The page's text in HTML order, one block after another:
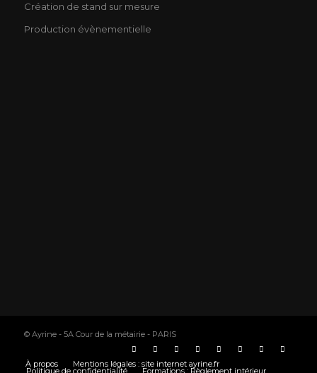
Création de stand sur mesure
Production évènementielle
© Ayrine - 5A Cour de la métairie - PARIS
À propos Mentions légales : site internet ayrine.fr